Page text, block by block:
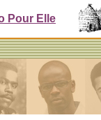
Pour Elle